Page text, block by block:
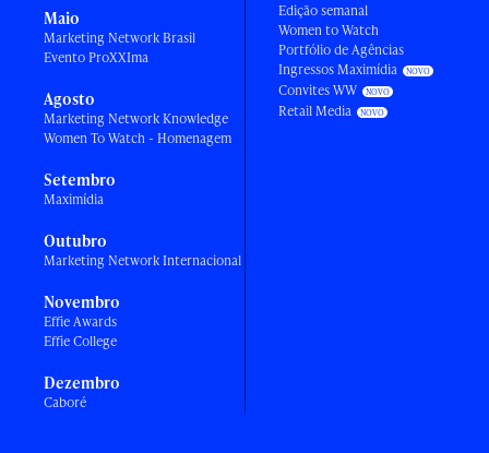
Maio
Marketing Network Brasil
Evento ProXXIma
Agosto
Marketing Network Knowledge
Women To Watch - Homenagem
Setembro
Maximídia
Outubro
Marketing Network Internacional
Novembro
Effie Awards
Effie College
Dezembro
Caboré
Edição semanal
Women to Watch
Portfólio de Agências
Ingressos Maximídia
Convites WW
Retail Media